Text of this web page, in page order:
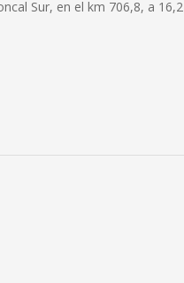
Sur, en el km 706,8, a 16,2